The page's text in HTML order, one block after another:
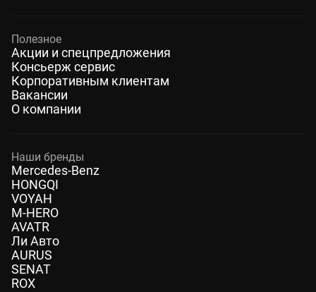
Полезное
Акции и спецпредложения
Консьерж сервис
Корпоративным клиентам
Вакансии
О компании
Наши бренды
Mercedes-Benz
HONGQI
VOYAH
M-HERO
AVATR
Ли Авто
AURUS
SENAT
ROX